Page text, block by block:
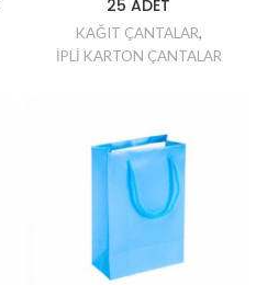
25 ADET
KAĞIT ÇANTALAR,
İPLİ KARTON ÇANTALAR